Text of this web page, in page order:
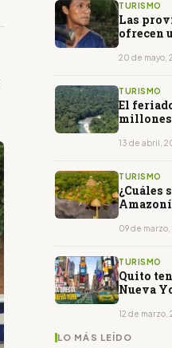
TURISMO
Las
ofrecen
20 de mayo,
TURISMO
El
13 de abril,
TURISMO
¿Cuáles
09 de
TURISMO
Quito
Nueva
12 de marzo,
LO MÁS LEÍDO